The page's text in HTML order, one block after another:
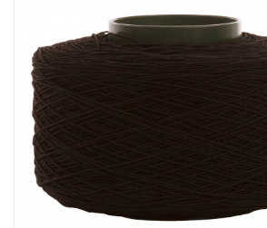
Kreuzgummibänder/X-Bands
Fastfix-Spannbänder
Geknotete Elastikschlaufe
Schwarze Gummibänder –
Sonderangebot!